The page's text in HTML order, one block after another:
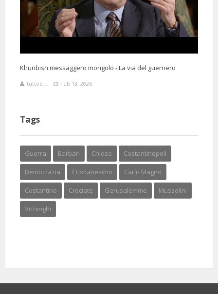
Khunbish messaggero mongolo - La via del guerriero
tuttob ... Feb 13, 2026
Tags
Guerra Barbari Chiesa Costantinopoli
Democrazia Cristianesimo Carlo Magno
Costantino Crociate Gerusalemme Mussolini
Vichinghi